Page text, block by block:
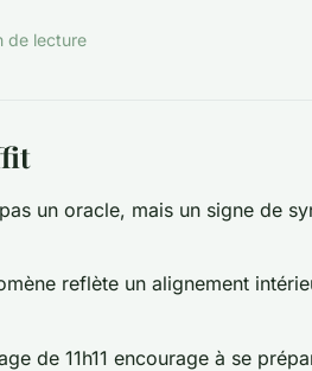
de lecture
pas un oracle, mais un signe de
reflète un alignement
de 11h11 encourage à se